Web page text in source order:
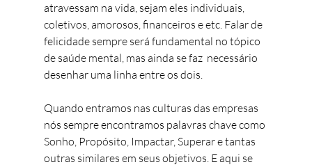
atravessam na vida, sejam eles individuais,
coletivos, amorosos, financeiros e etc. Falar de
felicidade sempre será fundamental no tópico
de saúde mental, mas ainda se faz  necessário
desenhar uma linha entre os dois.
Quando entramos nas culturas das empresas
nós sempre encontramos palavras chave como
Sonho, Propósito, Impactar, Superar e tantas
outras similares em seus objetivos. E aqui se